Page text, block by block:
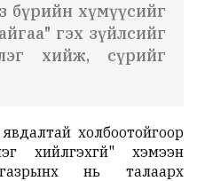
бүрийн хүмүүсийг
гэх зүйлсийг
хийж, сүрийг
холбоотойгоор
хийлгэхгүй" хэмээн
нь талаарх